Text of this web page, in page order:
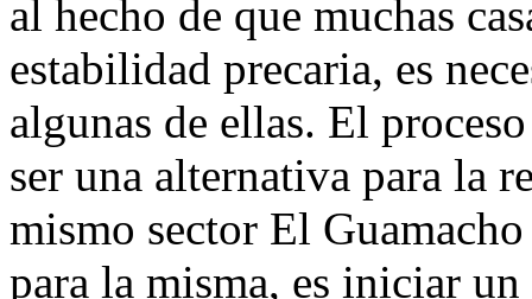
al hecho de que muchas
estabilidad precaria, es
algunas de ellas. El
ser una alternativa para la
mismo sector El
para la misma, es iniciar